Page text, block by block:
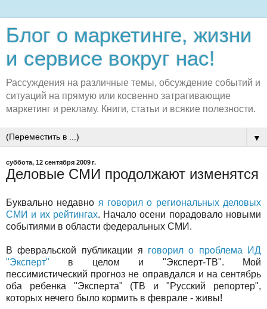
Блог о маркетинге, жизни
и сервисе вокруг нас!
Рассуждения на различные темы, обсуждение событий и
ситуаций на прямую или косвенно затрагивающие
маркетинг и рекламу. Книги, статьи и всякие полезности.
▼
суббота, 12 сентября 2009 г.
Деловые СМИ продолжают изменятся
Буквально недавно я говорил о региональных деловых
СМИ и их рейтингах. Начало осени порадовало новыми
событиями в области федеральных СМИ.
В февральской публикации я говорил о проблема
ИД
"Эксперт" в целом и "Эксперт-ТВ". Мой
пессимистический прогноз не оправдался и на сентябрь
оба ребенка "Эксперта" (ТВ и "Русский репортер",
которых нечего было кормить в феврале - живы!